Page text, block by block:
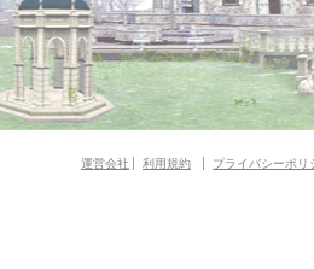
運営会社 利用規約 プライバシーポリ